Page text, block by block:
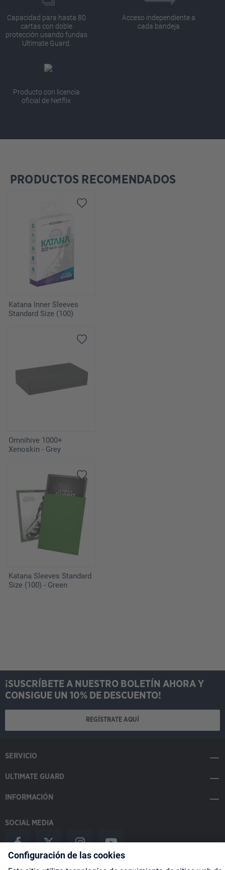
Capacidad para hasta 80
cartas con doble
protección usando fundas
Ultimate Guard.
Acceso independiente a
cada bandeja
Producto con licencia
oficial de Netflix
Omitir la galería de productos
PRODUCTOS RECOMENDADOS
Katana Inner Sleeves
Standard Size (100)
Omnihive 1000+
Xenoskin - Grey
Katana Sleeves Standard
Size (100) - Green
¡SUSCRÍBETE A NUESTRO BOLETÍN AHORA Y
CONSIGUE UN 10% DE DESCUENTO!
REGÍSTRATE AQUÍ
SERVICIO
ULTIMATE GUARD
INFORMACIÓN
SOCIAL MEDIA